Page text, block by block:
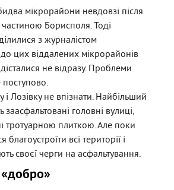
мікрорайони невдовзі після
Борисполя. Тоді
з журналістом
цих віддалених мікрорайонів
не відразу. Проблеми
і Лозівку не впізнати. Найбільший
головні вулиці,
тротуарною плиткою. Але поки
всі території і
своєї черги на асфальтування.